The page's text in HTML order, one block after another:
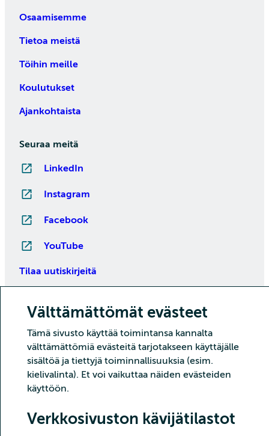
Välttämättömät evästeet
Tämä sivusto käyttää toimintansa kannalta
välttämättömiä evästeitä tarjotakseen käyttäjälle
sisältöä ja tiettyjä toiminnallisuuksia (esim.
kielivalinta). Et voi vaikuttaa näiden evästeiden
käyttöön.
Verkkosivuston kävijätilastot
Osaamisemme
Tietoa meistä
Töihin meille
Koulutukset
Ajankohtaista
Seuraa meitä
LinkedIn
Instagram
Facebook
YouTube
Tilaa uutiskirjeitä
Copyright CSC – Tieteen tietotekniikan keskus Oy
Tietoturva Tietosuoja
Evästeet ja kävijätilastointi